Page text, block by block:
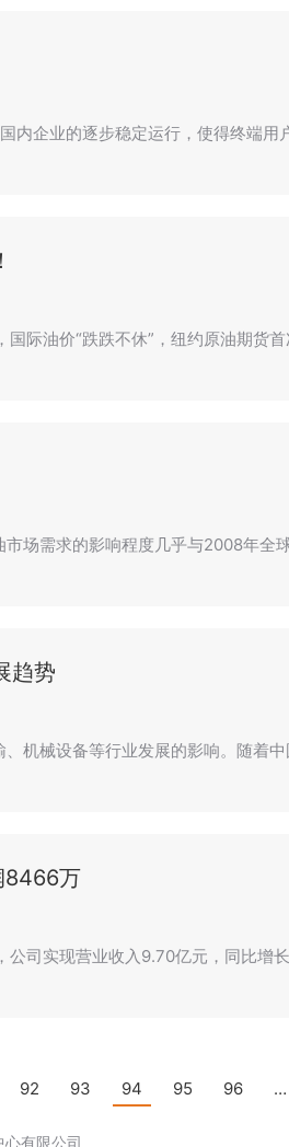
内企业的逐步稳定运行，使得终端
际油价“跌跌不休”，纽约原油期货
场需求的影响程度几乎与2008年全
趋势
机械设备等行业发展的影响。随着
8466万
司实现营业收入9.70亿元，同比增
92 93 94 95 96 …
心有限公司